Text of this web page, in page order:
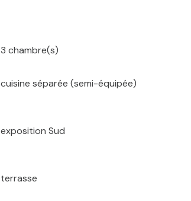
3 chambre(s)
cuisine séparée (semi-équipée)
exposition Sud
terrasse